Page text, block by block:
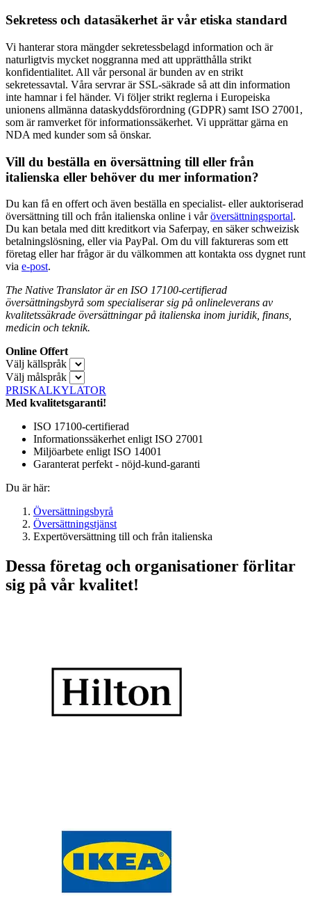
Sekretess och datasäkerhet är vår etiska standard
Vi hanterar stora mängder sekretessbelagd information och är
naturligtvis mycket noggranna med att upprätthålla strikt
konfidentialitet. All vår personal är bunden av en strikt
sekretessavtal. Våra servrar är SSL-säkrade så att din information
inte hamnar i fel händer. Vi följer strikt reglerna i Europeiska
unionens allmänna dataskyddsförordning (GDPR) samt ISO 27001,
som är ramverket för informationssäkerhet. Vi upprättar gärna en
NDA med kunder som så önskar.
Vill du beställa en översättning till eller från
italienska eller behöver du mer information?
Du kan få en offert och även beställa en specialist- eller auktoriserad
översättning till och från italienska online i våröversättningsportal.
Du kan betala med ditt kreditkort via Saferpay, en säker schweizisk
betalningslösning, eller via PayPal. Om du vill faktureras som ett
företag eller har frågor är du välkommen att kontakta oss dygnet runt
via e-post.
The Native Translator är en ISO 17100-certifierad
översättningsbyrå som specialiserar sig på onlineleverans av
kvalitetssäkrade översättningar på italienska inom juridik, finans,
medicin och teknik.
Online Offert
Välj källspråk
Välj målspråk
PRISKALKYLATOR
Med kvalitetsgaranti!
ISO 17100-certifierad
Informationssäkerhet enligt ISO 27001
Miljöarbete enligt ISO 14001
Garanterat perfekt - nöjd-kund-garanti
Du är här:
Översättningsbyrå
Översättningstjänst
Expertöversättning till och från italienska
Dessa företag och organisationer förlitar
sig på vår kvalitet!